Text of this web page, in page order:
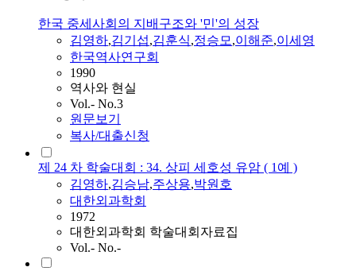
한국 중세사회의 지배구조와 '민'의 성장
김영하,김기섭,김훈식,정승모,이해준,이세영
한국역사연구회
1990
역사와 현실
Vol.- No.3
원문보기
복사/대출신청
제 24 차 학술대회 : 34. 상피 세호성 유암 ( 1예 )
김영하,김승남,주상용,박원호
대한외과학회
1972
대한외과학회 학술대회자료집
Vol.- No.-